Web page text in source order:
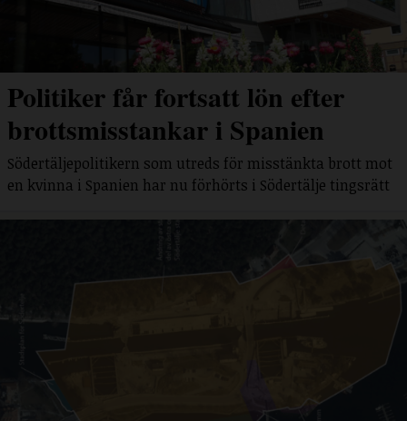
Politiker får fortsatt lön efter
brottsmisstankar i Spanien
Södertäljepolitikern som utreds för misstänkta brott mot
en kvinna i Spanien har nu förhörts i Södertälje tingsrätt